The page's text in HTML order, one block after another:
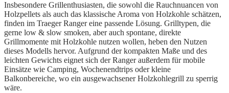
Insbesondere Grillenthusiasten, die sowohl die Rauchnuancen von
Holzpellets als auch das klassische Aroma von Holzkohle schätzen,
finden im Traeger Ranger eine passende Lösung. Grilltypen, die
gerne low & slow smoken, aber auch spontane, direkte
Grillmomente mit Holzkohle nutzen wollen, heben den Nutzen
dieses Modells hervor. Aufgrund der kompakten Maße und des
leichten Gewichts eignet sich der Ranger außerdem für mobile
Einsätze wie Camping, Wochenendtrips oder kleine
Balkonbereiche, wo ein ausgewachsener Holzkohlegrill zu sperrig
wäre.